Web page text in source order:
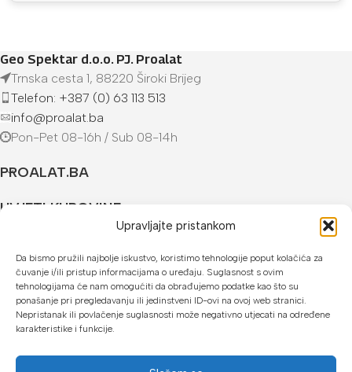
Upravljajte pristankom
Da bismo pružili najbolje iskustvo, koristimo tehnologije poput kolačića za
čuvanje i/ili pristup informacijama o uređaju. Suglasnost s ovim
tehnologijama će nam omogućiti da obrađujemo podatke kao što su
ponašanje pri pregledavanju ili jedinstveni ID-ovi na ovoj web stranici.
Nepristanak ili povlačenje suglasnosti može negativno utjecati na određene
karakteristike i funkcije.
Geo Spektar d.o.o. PJ. Proalat
Trnska cesta 1, 88220 Široki Brijeg
Telefon: +387 (0) 63 113 513
info@proalat.ba
Pon-Pet 08-16h / Sub 08-14h
PROALAT.BA
UVJETI KUPOVINE
U našoj web trgovini možete platiti:
Kreditnim karticama jednokratno ili do 24 rate
Općom uplatnicom, virmanom, internet bankarstvom
Gotovinom prilikom preuzimanja